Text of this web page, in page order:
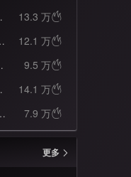
金刚专属 13.3 万
音乐串烧 12.1 万
九月十三生日快乐 9.5 万
音乐串烧 14.1 万
风顺全中文慢摇串烧 7.9 万
更多